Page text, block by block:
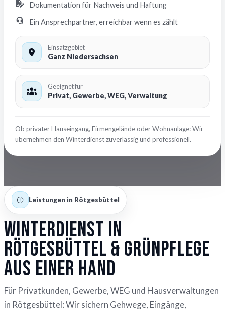
Dokumentation für Nachweis und Haftung
Ein Ansprechpartner, erreichbar wenn es zählt
Einsatzgebiet
Ganz Niedersachsen
Geeignet für
Privat, Gewerbe, WEG, Verwaltung
Ob privater Hauseingang, Firmengelände oder Wohnanlage: Wir
übernehmen den Winterdienst zuverlässig und professionell.
Leistungen in Rötgesbüttel
Winterdienst in
Rötgesbüttel & Grünpflege
aus einer Hand
Für Privatkunden, Gewerbe, WEG und Hausverwaltungen
in Rötgesbüttel: Wir sichern Gehwege, Eingänge,